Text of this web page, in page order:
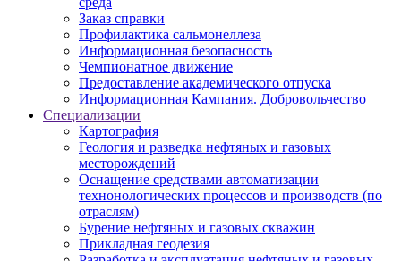
Заказ справки
Профилактика сальмонеллеза
Информационная безопасность
Чемпионатное движение
Предоставление академического отпуска
Информационная Кампания. Добровольчество
Специализации
Картография
Геология и разведка нефтяных и газовых
месторождений
Оснащение средствами автоматизации
технонологических процессов и производств (по
отраслям)
Бурение нефтяных и газовых скважин
Прикладная геодезия